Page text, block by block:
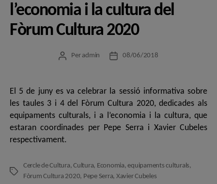
l’economia i la cultura del
Fòrum Cultura 2020
Autor
Per admin
Data08/06/2018
El 5 de juny es va celebrar la sessió informativa sobre
les taules 3 i 4 del Fòrum Cultura 2020, dedicades als
equipaments culturals, i a l’economia i la cultura, que
estaran coordinades per Pepe Serra i Xavier Cubeles
respectivament.
Etiquetes
Cercle de Cultura,Cultura, Economia,equipaments culturals,
Fòrum Cultura 2020, Pepe Serra, Xavier Cubeles